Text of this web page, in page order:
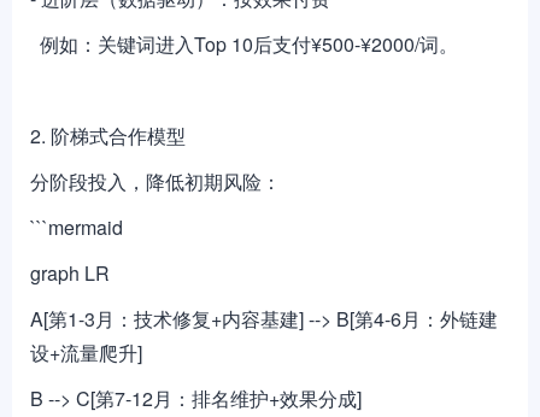
例如：关键词进入Top 10后支付¥500-¥2000/词。
2. 阶梯式合作模型
分阶段投入，降低初期风险：
```mermaid
graph LR
A[第1-3月：技术修复+内容基建] --> B[第4-6月：外链建
设+流量爬升]
B --> C[第7-12月：排名维护+效果分成]